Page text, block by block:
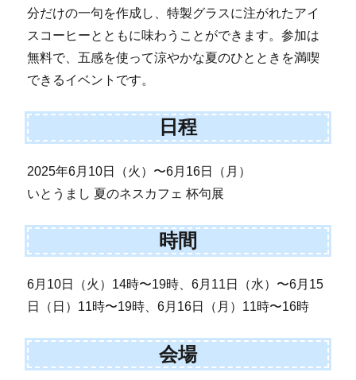
分だけの一句を作成し、特製グラスに注がれたアイ
スコーヒーとともに味わうことができます。参加は
無料で、五感を使って涼やかな夏のひとときを満喫
できるイベントです。
日程
2025年6月10日（火）〜6月16日（月）
いとうまし 夏のネスカフェ 杯句展
時間
6月10日（火）14時〜19時、6月11日（水）〜6月15
日（日）11時〜19時、6月16日（月）11時〜16時
会場